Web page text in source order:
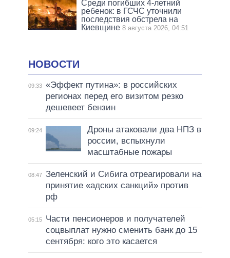
Среди погибших 4-летний
ребенок: в ГСЧС уточнили
последствия обстрела на
Киевщине 8 августа 2026, 04:51
НОВОСТИ
09:33 «Эффект путина»: в российских
регионах перед его визитом резко
дешевеет бензин
09:24
Дроны атаковали два НПЗ в
россии, вспыхнули
масштабные пожары
08:47 Зеленский и Сибига отреагировали на
принятие «адских санкций» против
рф
05:15
Части пенсионеров и получателей
соцвыплат нужно сменить банк до 15
сентября: кого это касается